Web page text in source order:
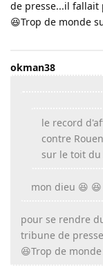
de presse...il fallait
😆Trop de monde
okman38
le record
contre
sur le toit du
mon dieu 😆 😆
pour se rendre
tribune de
😆Trop de